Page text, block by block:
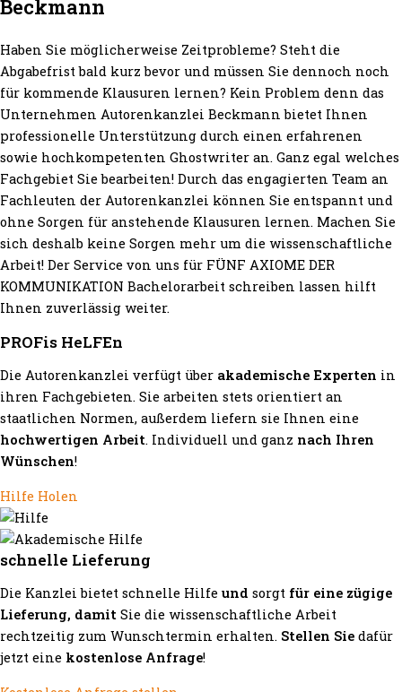
Beckmann
Haben Sie möglicherweise Zeitprobleme? Steht die
Abgabefrist bald kurz bevor und müssen Sie dennoch noch
für kommende Klausuren lernen? Kein Problem denn das
Unternehmen Autorenkanzlei Beckmann bietet Ihnen
professionelle Unterstützung durch einen erfahrenen
sowie hochkompetenten Ghostwriter an. Ganz egal welches
Fachgebiet Sie bearbeiten! Durch das engagierten Team an
Fachleuten der Autorenkanzlei können Sie entspannt und
ohne Sorgen für anstehende Klausuren lernen. Machen Sie
sich deshalb keine Sorgen mehr um die wissenschaftliche
Arbeit! Der Service von uns für FÜNF AXIOME DER
KOMMUNIKATION Bachelorarbeit schreiben lassen hilft
Ihnen zuverlässig weiter.
PROFis HeLFEn
Die Autorenkanzlei verfügt über akademische Experten in
ihren Fachgebieten. Sie arbeiten stets orientiert an
staatlichen Normen, außerdem liefern sie Ihnen eine
hochwertigen Arbeit. Individuell und ganz nach Ihren
Wünschen!
Hilfe Holen
schnelle Lieferung
Die Kanzlei bietet schnelle Hilfe und sorgt für eine zügige
Lieferung, damit Sie die wissenschaftliche Arbeit
rechtzeitig zum Wunschtermin erhalten. Stellen Sie dafür
jetzt eine kostenlose Anfrage!